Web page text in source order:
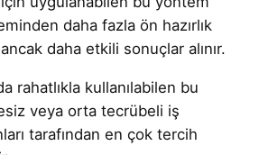
daha fazla ön hazırlık
daha etkili sonuçlar alınır.
rahatlıkla kullanılabilen bu
veya orta tecrübeli iş
tarafından en çok tercih